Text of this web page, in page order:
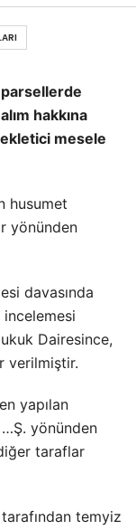
parsellerde
hakkına
mesele
husumet
yönünden
davasında
Dairesince,
verilmiştir.
yapılan
…Ş. yönünden
taraflar
temyiz